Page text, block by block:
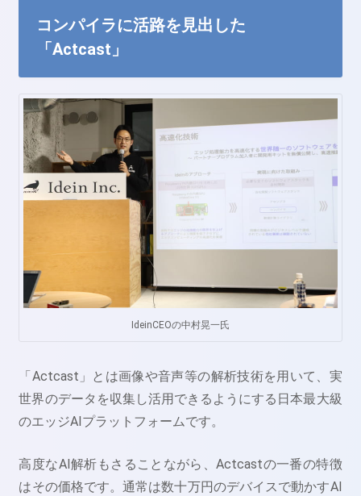
コンパイラに活路を見出した
「Actcast」
IdeinCEOの中村晃一氏
「Actcast」とは画像や音声等の解析技術を用いて、実
世界のデータを収集し活用できるようにする日本最大級
のエッジAIプラットフォームです。
高度なAI解析もさることながら、Actcastの一番の特徴
はその価格です。通常は数十万円のデバイスで動かすAI